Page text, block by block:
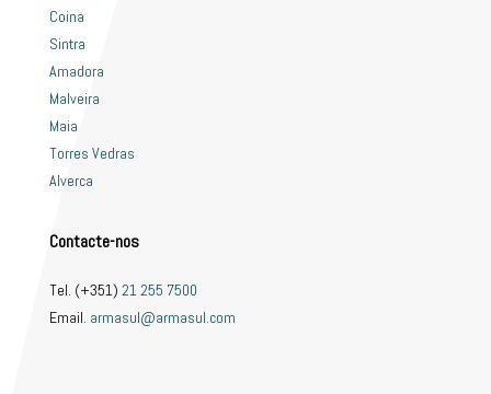
Coina
Sintra
Amadora
Malveira
Maia
Torres Vedras
Alverca
Contacte-nos
Tel. (+351) 21 255 7500
Email. armasul@armasul.com